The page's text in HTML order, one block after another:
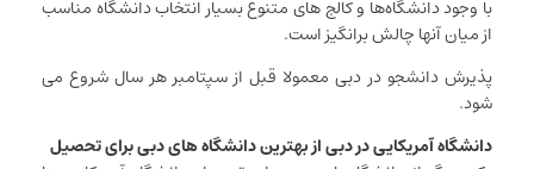
با وجود دانشگاه‌ها و کالج های متنوع بسیار انتخاب دانشگاه مناسب
از میان آنها چالش برانگیز است.
پذیرش دانشجو در دبی معمولا قبل از سپتامبر هر سال شروع می
شود.
دانشگاه آمریکایی در دبی از بهترین دانشگاه های دبی برای تحصیل